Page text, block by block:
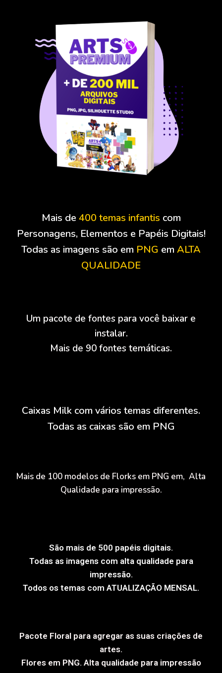
Mais de 400 temas infantis com
Personagens, Elementos e Papéis Digitais!
Todas as imagens são em PNG em ALTA
QUALIDADE
Um pacote de fontes para você baixar e
instalar.
Mais de 90 fontes temáticas.
Caixas Milk com vários temas diferentes.
Todas as caixas são em PNG
Mais de 100 modelos de Florks em PNG em, Alta
Qualidade para impressão.
São mais de 500 papéis digitais.
Todas as imagens com alta qualidade para
impressão.
Todos os temas com ATUALIZAÇÃO MENSAL.
Pacote Floral para agregar as suas criações de
artes.
Flores em PNG. Alta qualidade para impressão